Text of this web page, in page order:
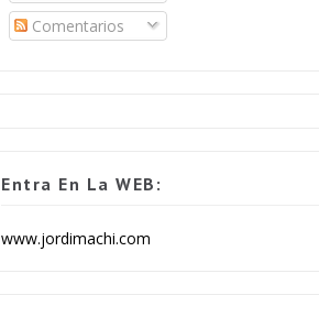
Comentarios
Entra En La WEB:
www.jordimachi.com